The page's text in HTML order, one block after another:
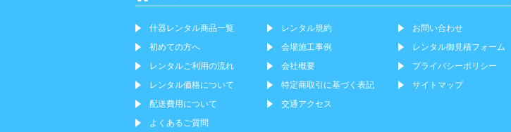
什器レンタル商品一覧
初めての方へ
レンタルご利用の流れ
レンタル価格について
配送費用について
よくあるご質問
レンタル規約
会場施工事例
会社概要
特定商取引に基づく表記
交通アクセス
お問い合わせ
レンタル御見積フォーム
プライバシーポリシー
サイトマップ